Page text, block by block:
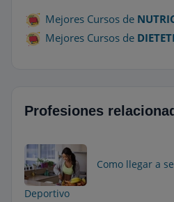
Mejores Cursos de
Mejores Cursos de
Profesiones
Como llegar a
Deportivo